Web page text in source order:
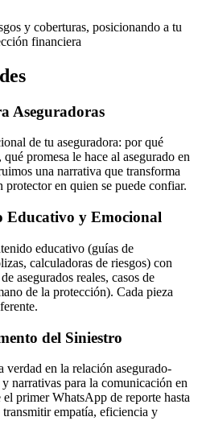
y coberturas, posicionando a tu
financiera
Aseguradoras
de tu aseguradora: por qué
promesa le hace al asegurado en
una narrativa que transforma
protector en quien se puede confiar.
Educativo y Emocional
educativo (guías de
calculadoras de riesgos) con
asegurados reales, casos de
de la protección). Cada pieza
del Siniestro
verdad en la relación asegurado-
narrativas para la comunicación en
primer WhatsApp de reporte hasta
empatía, eficiencia y